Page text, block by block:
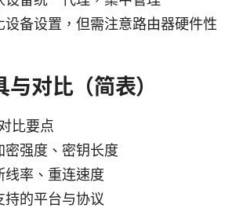
设备设置，但需注意路由器硬件性
对比（简表）
比要点
密强度、密钥长度
线率、重连速度
持的平台与协议